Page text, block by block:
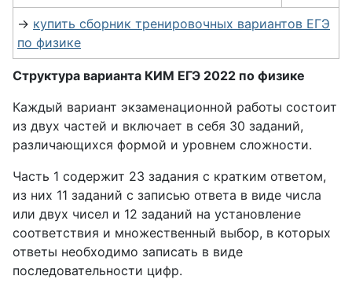
→ купить сборник тренировочных вариантов ЕГЭ
по физике
Структура варианта КИМ ЕГЭ 2022 по физике
Каждый вариант экзаменационной работы состоит
из двух частей и включает в себя 30 заданий,
различающихся формой и уровнем сложности.
Часть 1 содержит 23 задания с кратким ответом,
из них 11 заданий с записью ответа в виде числа
или двух чисел и 12 заданий на установление
соответствия и множественный выбор, в которых
ответы необходимо записать в виде
последовательности цифр.